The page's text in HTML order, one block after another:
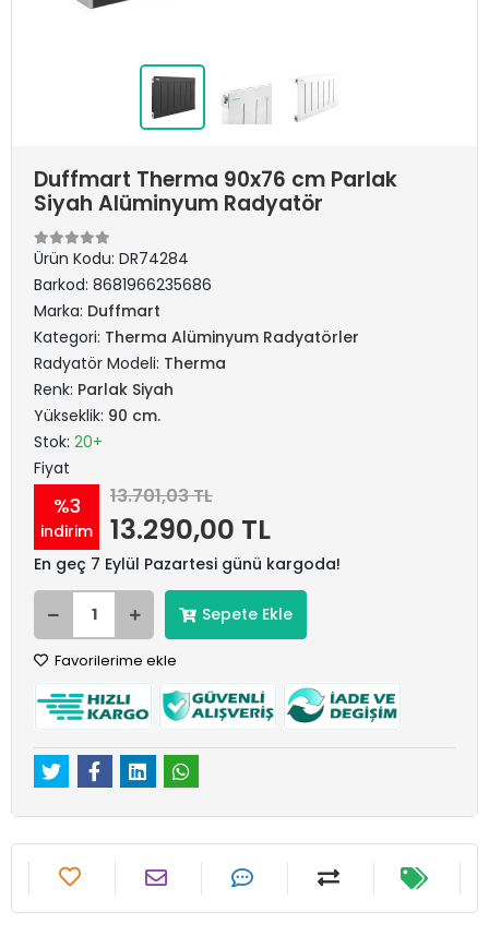
Duffmart Therma 90x76 cm Parlak
Siyah Alüminyum Radyatör
Ürün Kodu: DR74284
Barkod: 8681966235686
Marka: Duffmart
Kategori: Therma Alüminyum Radyatörler
Radyatör Modeli: Therma
Renk: Parlak Siyah
Yükseklik: 90 cm.
Stok: 20+
Fiyat
%3
indirim
13.701,03 TL
13.290,00 TL
En geç 7 Eylül Pazartesi günü kargoda!
Sepete Ekle
Favorilerime ekle